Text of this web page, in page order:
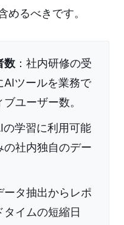
めるべきです。
数 ：社内研修の受
AIツールを業務で
ユーザー数。
の学習に利用可能
の社内独自のデー
ータ抽出からレポ
イムの短縮日